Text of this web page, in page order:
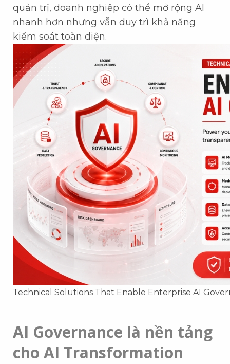
quản trị, doanh nghiệp có thể mở rộng AI
nhanh hơn nhưng vẫn duy trì khả năng
kiểm soát toàn diện.
Technical Solutions That Enable Enterprise AI
AI Governance là nền tảng
cho AI Transformation